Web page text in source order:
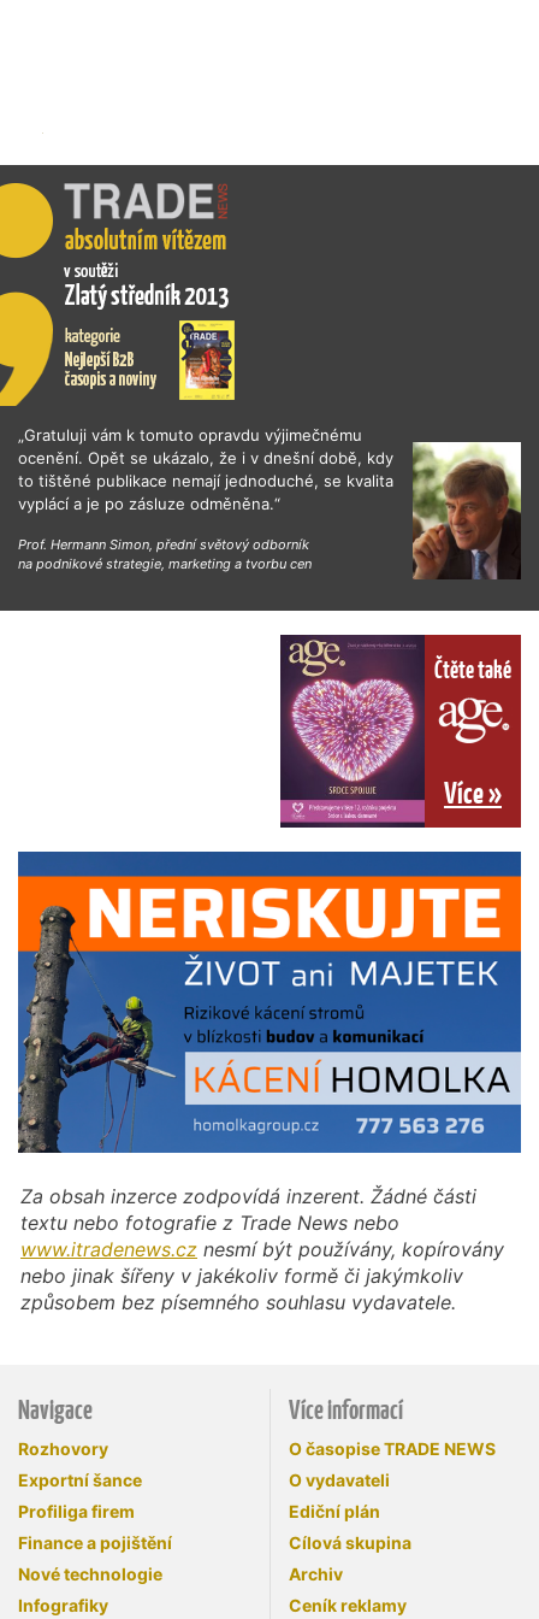
„Gratuluji vám k tomuto opravdu výjimečnému
ocenění. Opět se ukázalo, že i v dnešní době, kdy
to tištěné publikace nemají jednoduché, se kvalita
vyplácí a je po zásluze odměněna.“
Prof. Hermann Simon, přední světový odborník
na podnikové strategie, marketing a tvorbu cen
Čtěte také
Více »
Za obsah inzerce zodpovídá inzerent. Žádné části
textu nebo fotografie z Trade News nebo
www.itradenews.cz nesmí být používány, kopírovány
nebo jinak šířeny v jakékoliv formě či jakýmkoliv
způsobem bez písemného souhlasu vydavatele.
Navigace
Rozhovory
Exportní šance
Profiliga firem
Finance a pojištění
Nové technologie
Infografiky
Více informací
O časopise TRADE NEWS
O vydavateli
Ediční plán
Cílová skupina
Archiv
Ceník reklamy